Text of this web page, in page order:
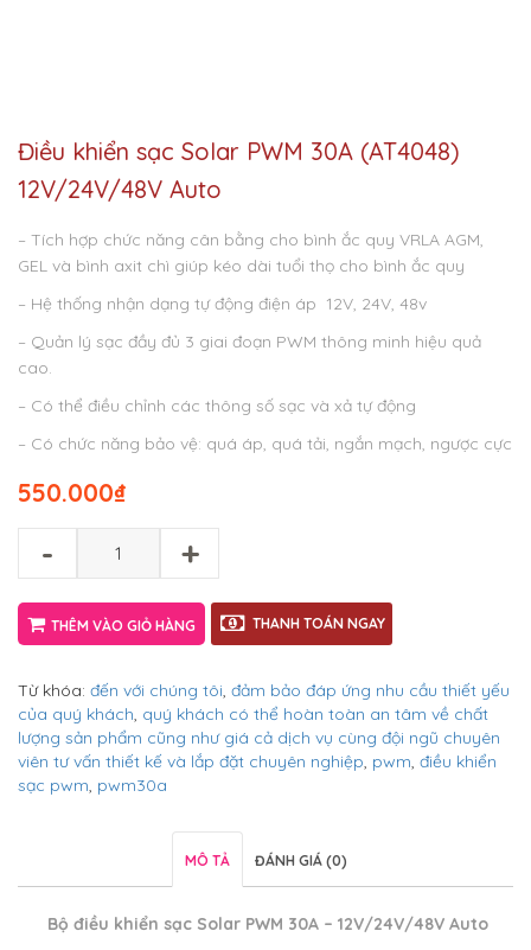
Điều khiển sạc Solar PWM 30A (AT4048)
12V/24V/48V Auto
– Tích hợp chức năng cân bằng cho bình ắc quy VRLA AGM,
GEL và bình axit chì giúp kéo dài tuổi thọ cho bình ắc quy
– Hệ thống nhận dạng tự động điện áp 12V, 24V, 48v
– Quản lý sạc đầy đủ 3 giai đoạn PWM thông minh hiệu quả
cao.
– Có thể điều chỉnh các thông số sạc và xả tự động
– Có chức năng bảo vệ: quá áp, quá tải, ngắn mạch, ngược cực
₫
550.000
- +
THÊM VÀO GIỎ HÀNG THANH TOÁN NGAY
Từ khóa: đến với chúng tôi, đảm bảo đáp ứng nhu cầu thiết yếu
của quý khách, quý khách có thể hoàn toàn an tâm về chất
lượng sản phẩm cũng như giá cả dịch vụ cùng đội ngũ chuyên
viên tư vấn thiết kế và lắp đặt chuyên nghiệp, pwm, điều khiển
sạc pwm, pwm30a
MÔ TẢ ĐÁNH GIÁ (0)
Bộ điều khiển sạc Solar PWM 30A – 12V/24V/48V Auto